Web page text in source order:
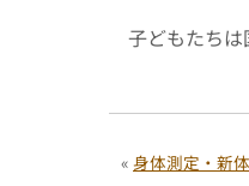
子どもたちは
« 身体測定・新